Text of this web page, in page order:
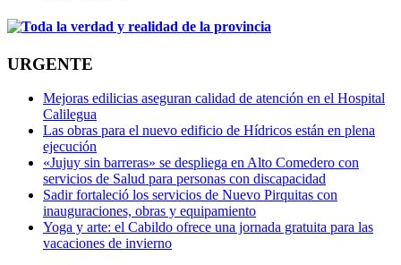
URGENTE
Mejoras edilicias aseguran calidad de atención en el Hospital
Calilegua
Las obras para el nuevo edificio de Hídricos están en plena
ejecución
«Jujuy sin barreras» se despliega en Alto Comedero con
servicios de Salud para personas con discapacidad
Sadir fortaleció los servicios de Nuevo Pirquitas con
inauguraciones, obras y equipamiento
Yoga y arte: el Cabildo ofrece una jornada gratuita para las
vacaciones de invierno